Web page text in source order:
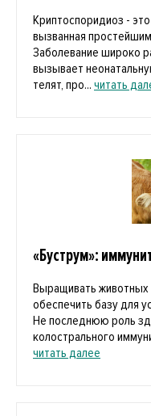
Криптоспоридиоз -
вызванная
Заболевание широко
вызывает
телят, про... читать
«Буструм»:
Выращивать
обеспечить базу для
Не последнюю роль
колострального
читать далее